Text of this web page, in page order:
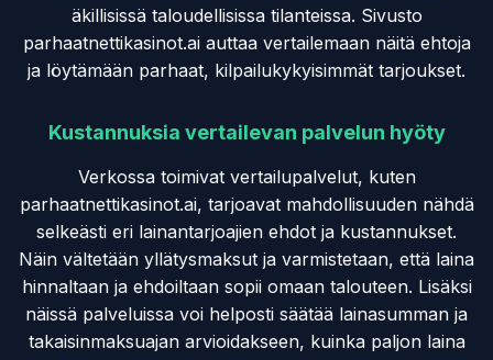
äkillisissä taloudellisissa tilanteissa. Sivusto
parhaatnettikasinot.ai auttaa vertailemaan näitä ehtoja
ja löytämään parhaat, kilpailukykyisimmät tarjoukset.
Kustannuksia vertailevan palvelun hyöty
Verkossa toimivat vertailupalvelut, kuten
parhaatnettikasinot.ai, tarjoavat mahdollisuuden nähdä
selkeästi eri lainantarjoajien ehdot ja kustannukset.
Näin vältetään yllätysmaksut ja varmistetaan, että laina
hinnaltaan ja ehdoiltaan sopii omaan talouteen. Lisäksi
näissä palveluissa voi helposti säätää lainasumman ja
takaisinmaksuajan arvioidakseen, kuinka paljon laina